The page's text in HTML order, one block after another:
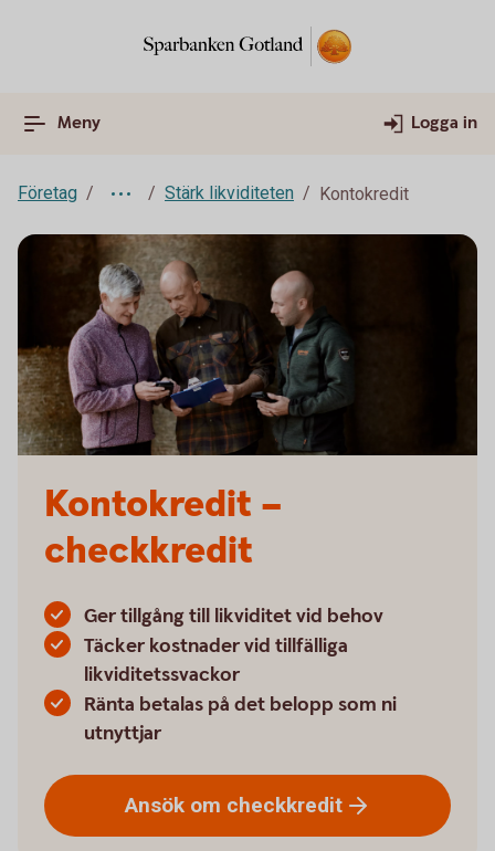
Meny Logga in
Företag Stärk likviditeten Kontokredit
Kontokredit –
checkkredit
Ger tillgång till likviditet vid behov
Täcker kostnader vid tillfälliga
likviditetssvackor
Ränta betalas på det belopp som ni
utnyttjar
Ansök om checkkredit